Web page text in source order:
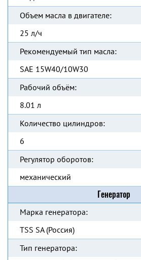
Объем масла в двигателе:
25 л/ч
Рекомендуемый тип масла:
SAE 15W40/10W30
Рабочий объём:
8.01 л
Количество цилиндров:
6
Регулятор оборотов:
механический
Генератор
Марка генератора:
TSS SA (Россия)
Тип генератора: